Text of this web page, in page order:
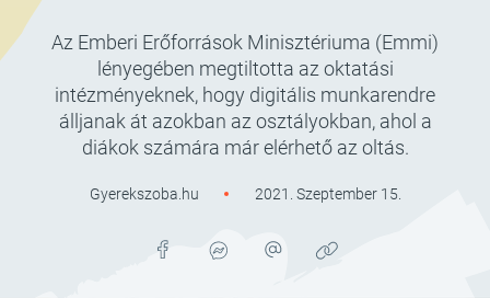
Az Emberi Erőforrások Minisztériuma (Emmi)
lényegében megtiltotta az oktatási
intézményeknek, hogy digitális munkarendre
álljanak át azokban az osztályokban, ahol a
diákok számára már elérhető az oltás.
Gyerekszoba.hu 2021. Szeptember 15.